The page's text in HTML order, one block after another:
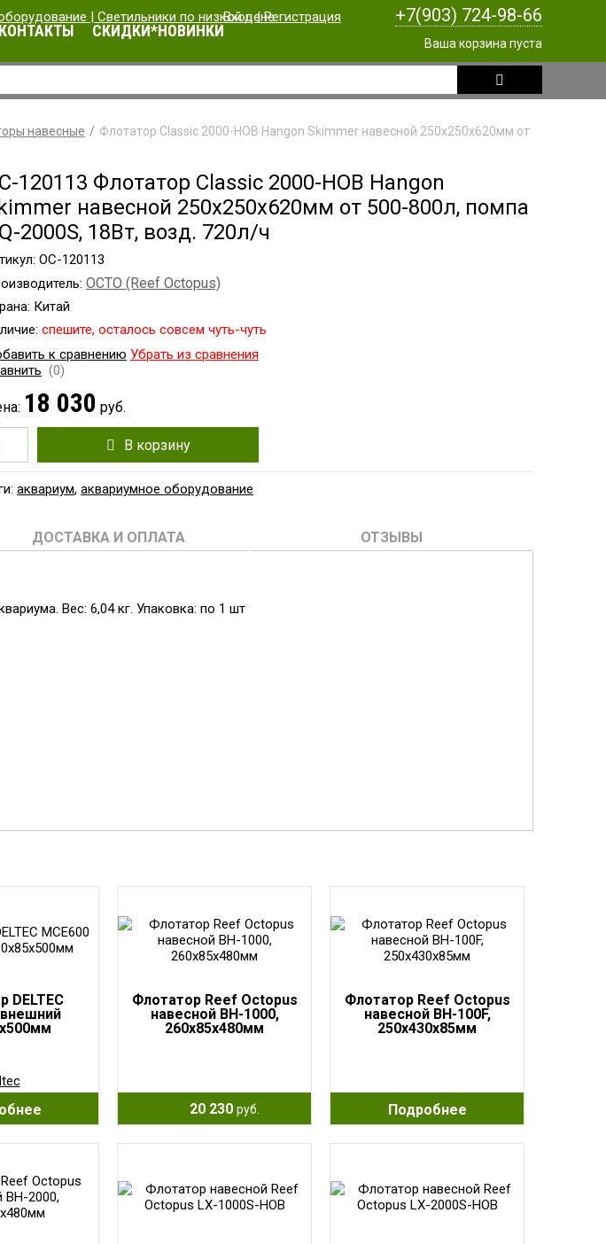
Вход|Регистрация +7(903) 724-98-66
Ваша корзина пуста
КОНТАКТЫ СКИДКИ*НОВИНКИ
навесные
Флотатор Classic 2000-HOB Hangon Skimmer навесной 250х250х620мм от
120113 Флотатор Classic 2000-HOB Hangon
навесной 250х250х620мм от 500-800л, помпа
2000S, 18Вт, возд. 720л/ч
OC-120113
OCTO (Reef Octopus)
Китай
cпешите, осталось совсем чуть-чуть
к сравнению Убрать из сравнения
(0)
18 030 руб.
В корзину
аквариум, аквариумное оборудование
ДОСТАВКА И ОПЛАТА ОТЗЫВЫ
Вес: 6,04 кг. Упаковка: по 1 шт
DELTEC
внешний
Флотатор Reef Octopus
навесной BH-1000,
260x85x480мм
20 230 руб.
Флотатор Reef Octopus
навесной BH-100F,
250x430x85мм
Подробнее